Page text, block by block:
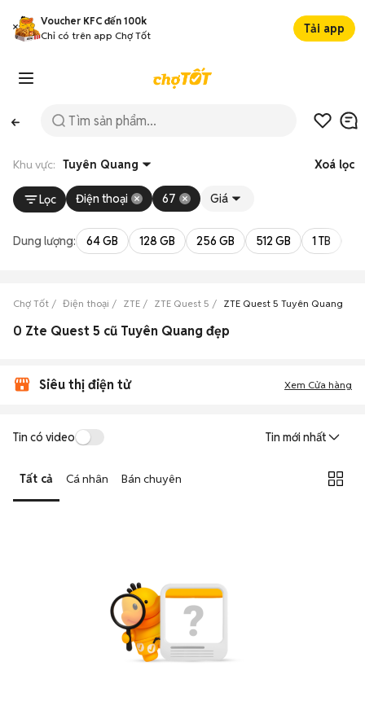
Voucher KFC đến 100k
Chỉ có trên app Chợ Tốt
Tải app
Khu vực: Tuyên Quang Xoá lọc
Lọc Điện thoại 67 Giá
Dung lượng: 64 GB 128 GB 256 GB 512 GB 1 TB
Chợ Tốt Điện thoại ZTE ZTE Quest 5 ZTE Quest 5 Tuyên Quang
0 Zte Quest 5 cũ Tuyên Quang đẹp
Siêu thị điện tử Xem Cửa hàng
Tin có video Tin mới nhất
Tất cả Cá nhân Bán chuyên